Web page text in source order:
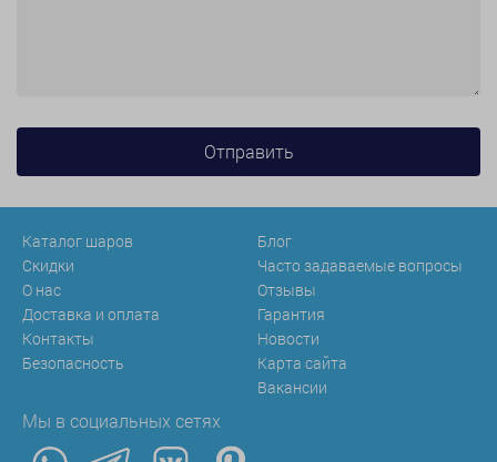
Каталог шаров
Скидки
О нас
Доставка и оплата
Контакты
Безопасность
Блог
Часто задаваемые вопросы
Отзывы
Гарантия
Новости
Карта сайта
Вакансии
Мы в социальных сетях